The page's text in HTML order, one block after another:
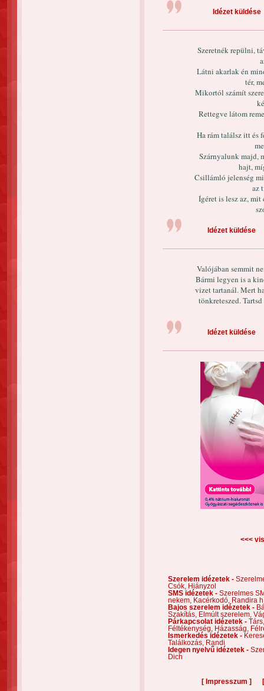
Idézet küldése
Szeretnék repülni,
Látni akarlak én
tér,
Mikortól számít
Rettegve látom
Ha rám találsz itt és
Szárnyalunk majd,
hajt,
Csillámló jelenség
az
Ígéret is lesz az,
Idézet küldése
Valójában semmit
Bármi legyen is a
vizet tartanál. Mert
tönkreteszed.
Idézet küldése
<<<
Szerelem idézetek -
Csók,
Hiányzol
SMS idézetek - Szerelmes
nekem,
Kacérkodó,
Randira
Bajos szerelem idézetek -
Szakítás,
Elmúlt szerelem,
Párkapcsolat idézetek -
Féltékenység,
Házasság,
Ismerkedés idézetek -
Találkozás,
Randi
Idegen nyelvű idézetek -
Dich
[ Impresszum ]